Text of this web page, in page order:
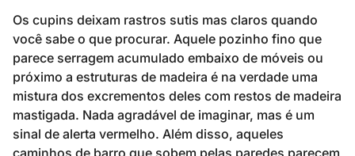
Os cupins deixam rastros sutis mas claros quando
você sabe o que procurar. Aquele pozinho fino que
parece serragem acumulado embaixo de móveis ou
próximo a estruturas de madeira é na verdade uma
mistura dos excrementos deles com restos de madeira
mastigada. Nada agradável de imaginar, mas é um
sinal de alerta vermelho. Além disso, aqueles
caminhos de barro que sobem pelas paredes parecem